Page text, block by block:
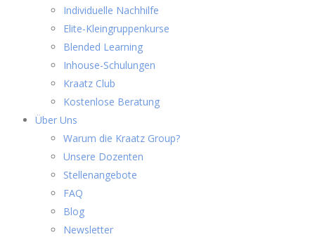
Individuelle Nachhilfe
Elite-Kleingruppenkurse
Blended Learning
Inhouse-Schulungen
Kraatz Club
Kostenlose Beratung
Über Uns
Warum die Kraatz Group?
Unsere Dozenten
Stellenangebote
FAQ
Blog
Newsletter